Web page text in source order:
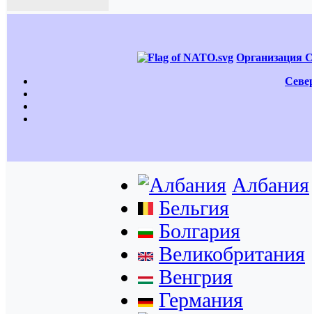
Организация
Албания
Бельгия
Болгария
Великобритания
Венгрия
Германия